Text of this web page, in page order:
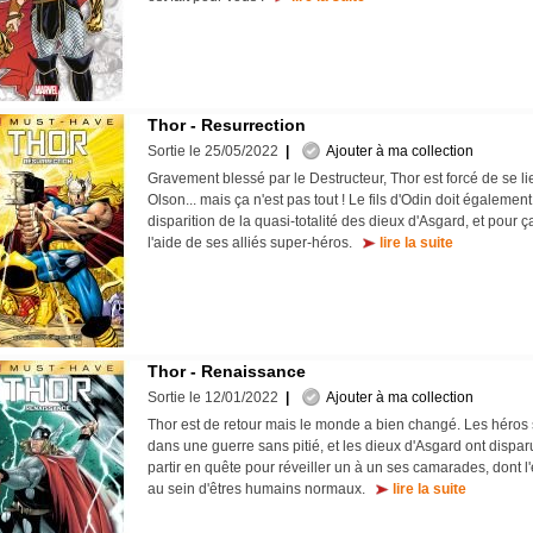
Thor - Resurrection
Sortie le 25/05/2022
Ajouter à ma collection
Gravement blessé par le Destructeur, Thor est forcé de se
Olson... mais ça n'est pas tout ! Le fils d'Odin doit
disparition de la quasi-totalité des dieux d'Asgard, et pour
l'aide de ses alliés super-héros.
lire la suite
Thor - Renaissance
Sortie le 12/01/2022
Ajouter à ma collection
Thor est de retour mais le monde a bien changé. Les héros
dans une guerre sans pitié, et les dieux d'Asgard ont
partir en quête pour réveiller un à un ses camarades, dont
au sein d'êtres humains normaux.
lire la suite